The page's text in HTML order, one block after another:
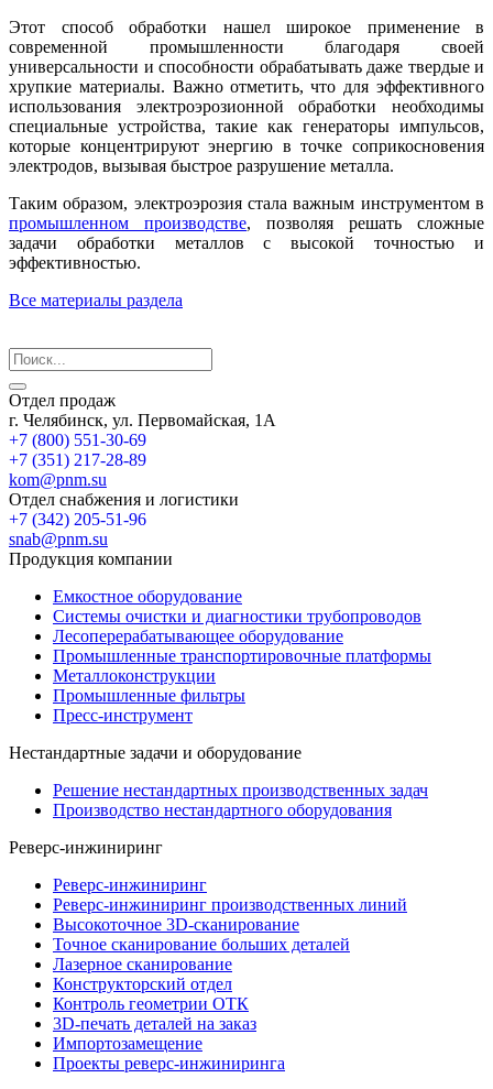
Этот способ обработки нашел широкое применение в
современной промышленности благодаря своей
универсальности и способности обрабатывать даже твердые и
хрупкие материалы. Важно отметить, что для эффективного
использования электроэрозионной обработки необходимы
специальные устройства, такие как генераторы импульсов,
которые концентрируют энергию в точке соприкосновения
электродов, вызывая быстрое разрушение металла.
Таким образом, электроэрозия стала важным инструментом в
промышленном производстве, позволяя решать сложные
задачи обработки металлов с высокой точностью и
эффективностью.
Все материалы раздела
Отдел продаж
г. Челябинск, ул. Первомайская, 1А
+7 (800) 551-30-69
+7 (351) 217-28-89
kom@pnm.su
Отдел снабжения и логистики
+7 (342) 205-51-96
snab@pnm.su
Продукция компании
Емкостное оборудование
Системы очистки и диагностики трубопроводов
Лесоперерабатывающее оборудование
Промышленные транспортировочные платформы
Металлоконструкции
Промышленные фильтры
Пресс-инструмент
Нестандартные задачи и оборудование
Решение нестандартных производственных задач
Производство нестандартного оборудования
Реверс-инжиниринг
Реверс-инжиниринг
Реверс-инжиниринг производственных линий
Высокоточное 3D-сканирование
Точное сканирование больших деталей
Лазерное сканирование
Конструкторский отдел
Контроль геометрии ОТК
3D-печать деталей на заказ
Импортозамещение
Проекты реверс-инжиниринга